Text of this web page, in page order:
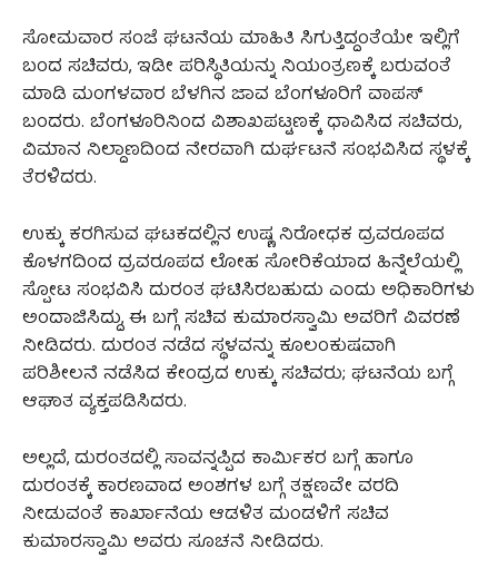
ಸೋಮವಾರ ಸಂಜೆ ಘಟನೆಯ ಮಾಹಿತಿ ಸಿಗುತ್ತಿದ್ದಂತೆಯೇ ಇಲ್ಲಿಗೆ
ಬಂದ ಸಚಿವರು, ಇಡೀ ಪರಿಸ್ಥಿತಿಯನ್ನು ನಿಯಂತ್ರಣಕ್ಕೆ ಬರುವಂತೆ
ಮಾಡಿ ಮಂಗಳವಾರ ಬೆಳಗಿನ ಜಾವ ಬೆಂಗಳೂರಿಗೆ ವಾಪಸ್
ಬಂದರು. ಬೆಂಗಳೂರಿನಿಂದ ವಿಶಾಖಪಟ್ಟಣಕ್ಕೆ ಧಾವಿಸಿದ ಸಚಿವರು,
ವಿಮಾನ ನಿಲ್ದಾಣದಿಂದ ನೇರವಾಗಿ ದುರ್ಘಟನೆ ಸಂಭವಿಸಿದ ಸ್ಥಳಕ್ಕೆ
ತೆರಳಿದರು.
ಉಕ್ಕು ಕರಗಿಸುವ ಘಟಕದಲ್ಲಿನ ಉಷ್ಣ ನಿರೋಧಕ ದ್ರವರೂಪದ
ಕೊಳಗದಿಂದ ದ್ರವರೂಪದ ಲೋಹ ಸೋರಿಕೆಯಾದ ಹಿನ್ನೆಲೆಯಲ್ಲಿ
ಸ್ಪೋಟ ಸಂಭವಿಸಿ ದುರಂತ ಘಟಿಸಿರಬಹುದು ಎಂದು ಅಧಿಕಾರಿಗಳು
ಅಂದಾಜಿಸಿದ್ದು, ಈ ಬಗ್ಗೆ ಸಚಿವ ಕುಮಾರಸ್ವಾಮಿ ಅವರಿಗೆ ವಿವರಣೆ
ನೀಡಿದರು. ದುರಂತ ನಡೆದ ಸ್ಥಳವನ್ನು ಕೂಲಂಕುಷವಾಗಿ
ಪರಿಶೀಲನೆ ನಡೆಸಿದ ಕೇಂದ್ರದ ಉಕ್ಕು ಸಚಿವರು; ಘಟನೆಯ ಬಗ್ಗೆ
ಆಘಾತ ವ್ಯಕ್ತಪಡಿಸಿದರು.
ಅಲ್ಲದೆ, ದುರಂತದಲ್ಲಿ ಸಾವನ್ನಪ್ಪಿದ ಕಾರ್ಮಿಕರ ಬಗ್ಗೆ ಹಾಗೂ
ದುರಂತಕ್ಕೆ ಕಾರಣವಾದ ಅಂಶಗಳ ಬಗ್ಗೆ ತಕ್ಷಣವೇ ವರದಿ
ನೀಡುವಂತೆ ಕಾರ್ಖಾನೆಯ ಆಡಳಿತ ಮಂಡಳಿಗೆ ಸಚಿವ
ಕುಮಾರಸ್ವಾಮಿ ಅವರು ಸೂಚನೆ ನೀಡಿದರು.